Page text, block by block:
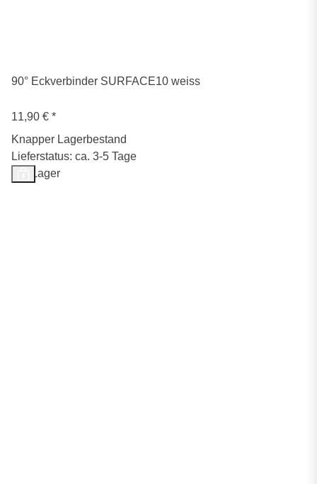
90° Eckverbinder SURFACE10 weiss
11,90 € *
Knapper Lagerbestand
Lieferstatus: ca. 3-5 Tage
Auf Lager